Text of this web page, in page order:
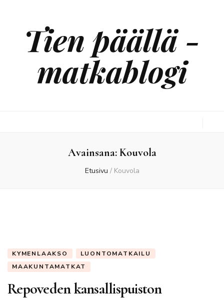
Tien päällä -
matkablogi
Avainsana:Kouvola
Etusivu / Kouvola
KYMENLAAKSO
LUONTOMATKAILU
MAAKUNTAMATKAT
Repoveden kansallispuiston